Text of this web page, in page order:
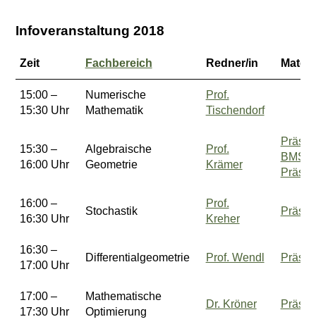
Infoveranstaltung 2018
Zeit Fachbereich Redner/in
15:00 –
15:30 Uhr
Numerische
Mathematik
Prof.
Tischendorf
15:30 –
16:00 Uhr
Algebraische
Geometrie
Prof.
Krämer
BMS-
16:00 –
16:30 Uhr
Stochastik
Prof.
Kreher
16:30 –
17:00 Uhr
Differentialgeometrie Prof. Wendl
17:00 –
17:30 Uhr
Mathematische
Optimierung
Dr. Kröner